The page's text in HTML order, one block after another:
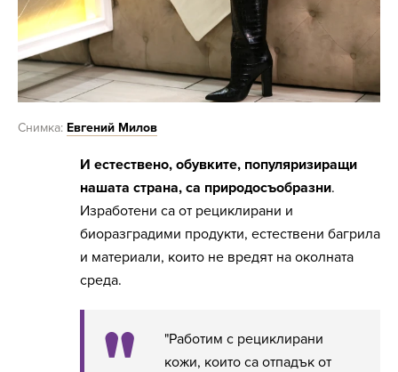
Снимка: Евгений Милов
И естествено, обувките, популяризиращи
нашата страна, са природосъобразни.
Изработени са от рециклирани и
биоразградими продукти, естествени багрила
и материали, които не вредят на околната
среда.
"Работим с рециклирани
кожи, които са отпадък от